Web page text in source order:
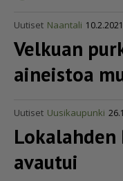
Uutiset Naantali
Velkuan
aineistoa
Uutiset Uusikaupunki
avautui